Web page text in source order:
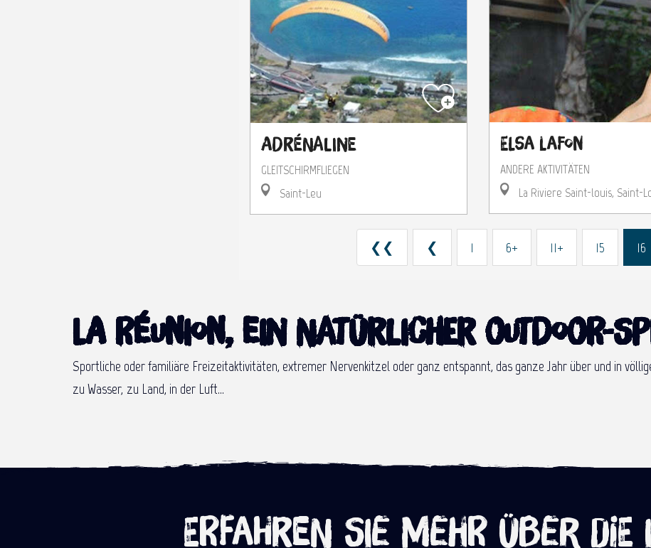
Adrénaline
GLEITSCHIRMFLIEGEN
Saint-Leu
Elsa Lafon
ANDERE AKTIVITÄTEN
La Riviere Saint-louis, Saint-
❮❮ ❮ 1 6+ 11+ 15 16
La Réunion, ein natürlicher Outdoor-
Sportliche oder familiäre Freizeitaktivitäten, extremer Nervenkitzel oder ganz entspannt, das ganze Jahr über und in
zu Wasser, zu Land, in der Luft…
Erfahren Sie mehr über die